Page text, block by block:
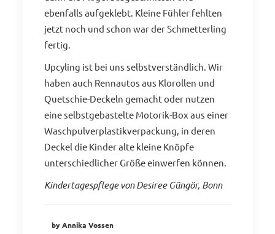
ebenfalls aufgeklebt. Kleine Fühler fehlten
jetzt noch und schon war der Schmetterling
fertig.
Upcyling ist bei uns selbstverständlich. Wir
haben auch Rennautos aus Klorollen und
Quetschie-Deckeln gemacht oder nutzen
eine selbstgebastelte Motorik-Box aus einer
Waschpulverplastikverpackung, in deren
Deckel die Kinder alte kleine Knöpfe
unterschiedlicher Größe einwerfen können.
Kindertagespflege von Desiree Güngör, Bonn
by Annika Vossen